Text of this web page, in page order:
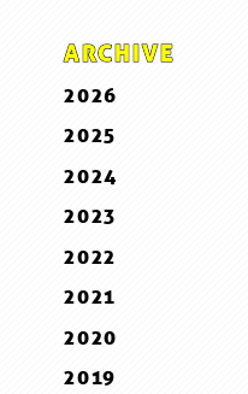
ARCHIVE
2026
7 . July
5 . May
3 . March
2 . February
1 . January
2025
12 . December
9 . September
8 . August
7 . July
6 . June
2024
12 . December
9 . September
8 . August
7 . July
2023
12 . December
2022
10 . October
2021
12 . December
2020
12 . December
2019